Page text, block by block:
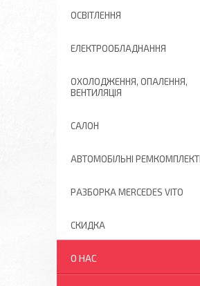
ОСВІТЛЕННЯ
ЕЛЕКТРООБЛАДНАННЯ
ОХОЛОДЖЕННЯ, ОПАЛЕННЯ,
ВЕНТИЛЯЦІЯ
САЛОН
АВТОМОБІЛЬНІ
РАЗБОРКА MERCEDES VITO
СКИДКА
О НАС